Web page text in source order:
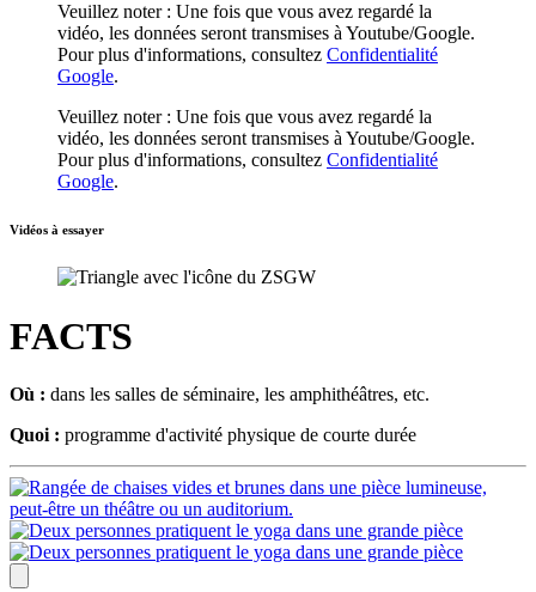
Veuillez noter : Une fois que vous avez regardé la
vidéo, les données seront transmises à Youtube/Google.
Pour plus d'informations, consultez Confidentialité
Google.
Veuillez noter : Une fois que vous avez regardé la
vidéo, les données seront transmises à Youtube/Google.
Pour plus d'informations, consultez Confidentialité
Google.
Vidéos à essayer
FACTS
Où : dans les salles de séminaire, les amphithéâtres, etc.
Quoi : programme d'activité physique de courte durée